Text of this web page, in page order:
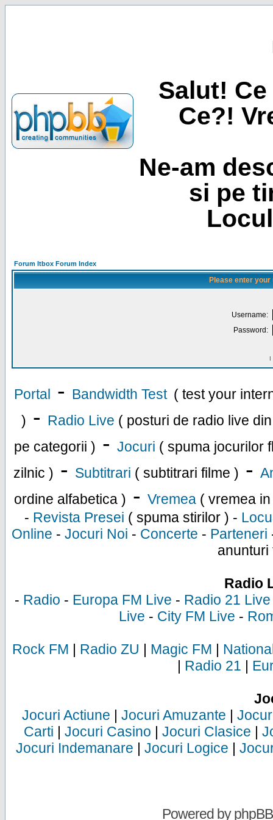
Salut!
Ce?!
Ne-am
si pe
Forum Itbox Forum Index
Please enter
Username:
Password:
I
Portal - Bandwidth Test ( test your
) - Radio Live ( posturi de radio live
pe categorii ) - Jocuri ( spuma jocurilor
zilnic ) - Subtitrari ( subtitrari filme ) -
ordine alfabetica ) - Vremea ( vremea
- Revista Presei ( spuma stirilor ) -
Online - Jocuri Noi - Concerte - Parteneri
anunturi
Radio
- Radio - Europa FM Live - Radio 21 Live
Live - City FM Live -
Rock FM | Radio ZU | Magic FM |
| Radio 21 |
Jocuri Actiune | Jocuri Amuzante |
Carti | Jocuri Casino | Jocuri Clasice |
Jocuri Indemanare | Jocuri Logice |
Powered byphpBB